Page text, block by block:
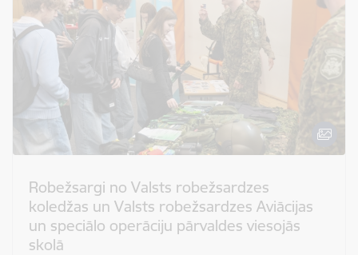
Robežsargi no Valsts robežsardzes
koledžas un Valsts robežsardzes Aviācijas
un speciālo operāciju pārvaldes viesojās
skolā